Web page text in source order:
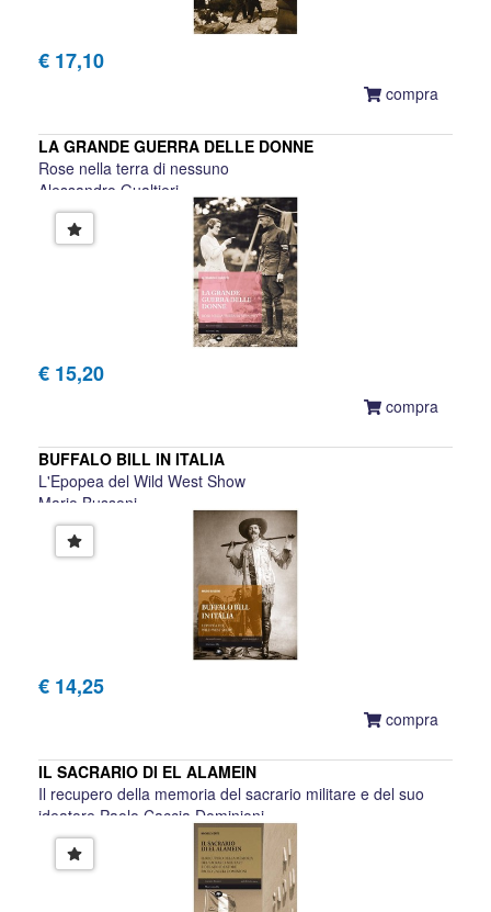
€ 17,10
compra
LA GRANDE GUERRA DELLE DONNE
Rose nella terra di nessuno
Alessandro Gualtieri
€ 15,20
compra
BUFFALO BILL IN ITALIA
L'Epopea del Wild West Show
Mario Bussoni
€ 14,25
compra
IL SACRARIO DI EL ALAMEIN
Il recupero della memoria del sacrario militare e del suo
ideatore Paolo Caccia Dominioni
Michele Conte